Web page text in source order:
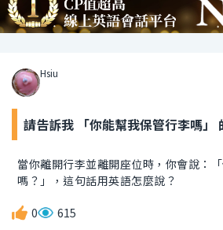
Hsiu
請告訴我 「你能幫我保管行李嗎」
當你離開行李並離開座位時，你會說：
嗎？」，這句話用英語怎麼說？
0 615